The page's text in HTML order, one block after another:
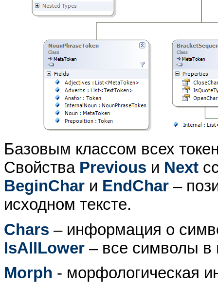
Базовым классом всех
Свойства Previous и Next
BeginChar и EndChar –
исходном тексте.
Chars – информация о
IsAllLower – все символы в
Morph - морфологическая